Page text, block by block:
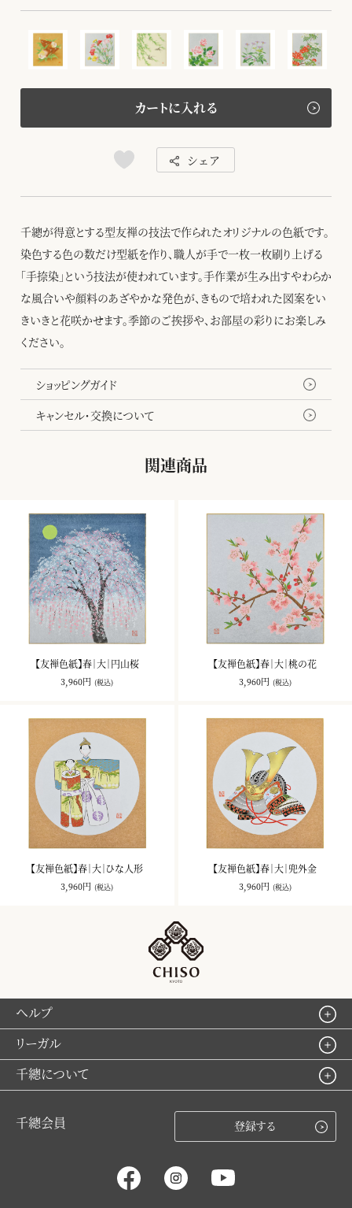
カートに入れる
シェア
千總が得意とする型友禅の技法で作られたオリジナルの色紙です。
染色する色の数だけ型紙を作り、職人が手で一枚一枚刷り上げる
「手捺染」という技法が使われています。手作業が生み出すやわらか
な風合いや顔料のあざやかな発色が、きもので培われた図案をい
きいきと花咲かせます。季節のご挨拶や、お部屋の彩りにお楽しみ
ください。
ショッピングガイド
キャンセル・交換について
関連商品
【友禅色紙】春｜大｜円山桜
3,960円 (税込)
【友禅色紙】春｜大｜桃の花
3,960円 (税込)
【友禅色紙】春｜大｜ひな人形
3,960円 (税込)
【友禅色紙】春｜大｜兜外金
3,960円 (税込)
ヘルプ
リーガル
千總について
千總会員 登録する